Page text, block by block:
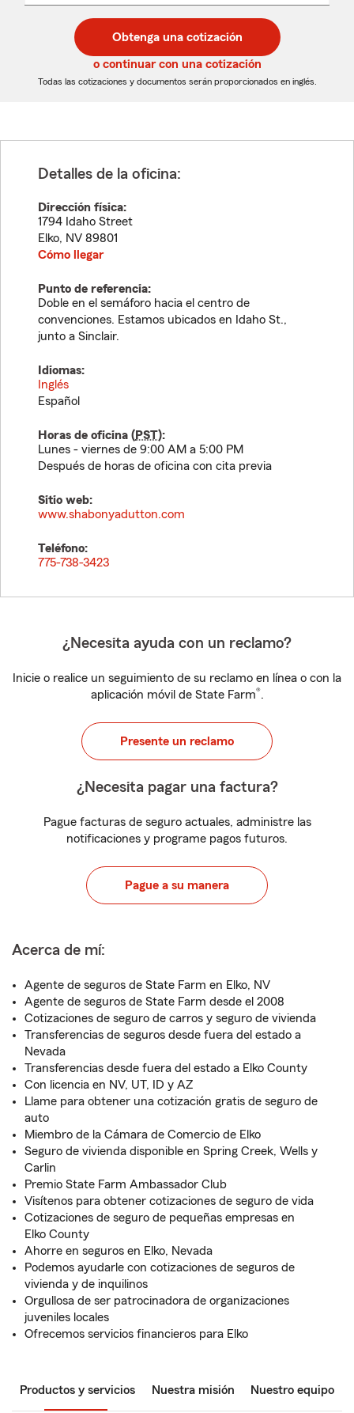
desplegable
de
5
dígitos
de
5
dígitos
Obtenga una cotización
o continuar con una cotización
Todas las cotizaciones y documentos serán proporcionados en inglés.
Detalles de la oficina:
Dirección física:
1794 Idaho Street
Elko, NV 89801
Cómo llegar
Punto de referencia:
Doble en el semáforo hacia el centro de
convenciones. Estamos ubicados en Idaho St.,
junto a Sinclair.
Idiomas:
Inglés
Español
Horas de oficina (PST):
Lunes - viernes de 9:00 AM a 5:00 PM
Después de horas de oficina con cita previa
Sitio web:
www.shabonyadutton.com
Teléfono:
775-738-3423
¿Necesita ayuda con un reclamo?
Inicie o realice un seguimiento de su reclamo en línea o con la
aplicación móvil de State Farm®.
Presente un reclamo
¿Necesita pagar una factura?
Pague facturas de seguro actuales, administre las
notificaciones y programe pagos futuros.
Pague a su manera
Acerca de mí:
Agente de seguros de State Farm en Elko, NV
Agente de seguros de State Farm desde el 2008
Cotizaciones de seguro de carros y seguro de vivienda
Transferencias de seguros desde fuera del estado a
Nevada
Transferencias desde fuera del estado a Elko County
Con licencia en NV, UT, ID y AZ
Llame para obtener una cotización gratis de seguro de
auto
Miembro de la Cámara de Comercio de Elko
Seguro de vivienda disponible en Spring Creek, Wells y
Carlin
Premio State Farm Ambassador Club
Visítenos para obtener cotizaciones de seguro de vida
Cotizaciones de seguro de pequeñas empresas en
Elko County
Ahorre en seguros en Elko, Nevada
Podemos ayudarle con cotizaciones de seguros de
vivienda y de inquilinos
Orgullosa de ser patrocinadora de organizaciones
juveniles locales
Ofrecemos servicios financieros para Elko
Productos y servicios Nuestra misión Nuestro equipo